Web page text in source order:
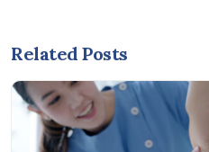
Related Posts